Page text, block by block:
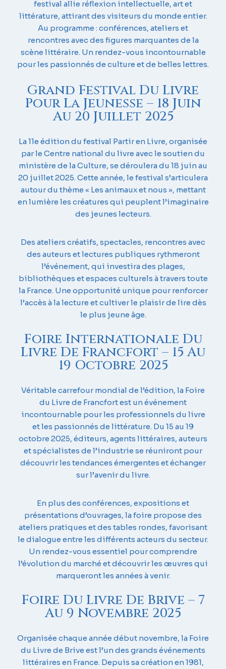
festival allie réflexion intellectuelle, art et
littérature, attirant des visiteurs du monde entier.
Au programme : conférences, ateliers et
rencontres avec des figures marquantes de la
scène littéraire. Un rendez-vous incontournable
pour les passionnés de culture et de belles lettres.
Grand Festival Du Livre
Pour La Jeunesse – 18 Juin
Au 20 Juillet 2025
La 11e édition du festival Partir en Livre, organisée
par le Centre national du livre avec le soutien du
ministère de la Culture, se déroulera du 18 juin au
20 juillet 2025. Cette année, le festival s’articulera
autour du thème « Les animaux et nous », mettant
en lumière les créatures qui peuplent l’imaginaire
des jeunes lecteurs.
Des ateliers créatifs, spectacles, rencontres avec
des auteurs et lectures publiques rythmeront
l’événement, qui investira des plages,
bibliothèques et espaces culturels à travers toute
la France. Une opportunité unique pour renforcer
l’accès à la lecture et cultiver le plaisir de lire dès
le plus jeune âge.
Foire Internationale Du
Livre De Francfort – 15 Au
19 Octobre 2025
Véritable carrefour mondial de l’édition, la Foire
du Livre de Francfort est un événement
incontournable pour les professionnels du livre
et les passionnés de littérature. Du 15 au 19
octobre 2025, éditeurs, agents littéraires, auteurs
et spécialistes de l’industrie se réuniront pour
découvrir les tendances émergentes et échanger
sur l’avenir du livre.
En plus des conférences, expositions et
présentations d’ouvrages, la foire propose des
ateliers pratiques et des tables rondes, favorisant
le dialogue entre les différents acteurs du secteur.
Un rendez-vous essentiel pour comprendre
l’évolution du marché et découvrir les œuvres qui
marqueront les années à venir.
Foire Du Livre De Brive – 7
Au 9 Novembre 2025
Organisée chaque année début novembre, la Foire
du Livre de Brive est l’un des grands événements
littéraires en France. Depuis sa création en 1981,